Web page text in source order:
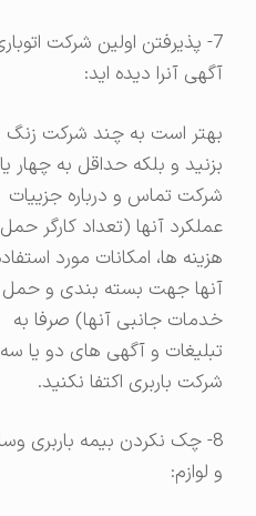
7- پذیرفتن اولین شرکت اتوباری که
آگهی آنرا دیده اید:
بهتر است به چند شرکت زنگ
بزنید و بلکه حداقل به چهار یا پنج
شرکت تماس و درباره جزییات
عملکرد آنها (تعداد کارگر حمل بار،
هزینه ها، امکانات مورد استفاده
آنها جهت بسته بندی و حمل و
خدمات جانبی آنها) صرفا به
تبلیغات و آگهی های دو یا سه
شرکت باربری اکتفا نکنید.
8- چک نکردن بیمه باربری وسایل
و لوازم: